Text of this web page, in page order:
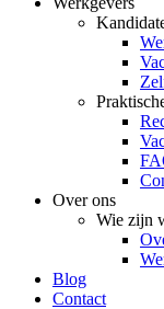
Over ons
Wie zijn
Blog
Contact